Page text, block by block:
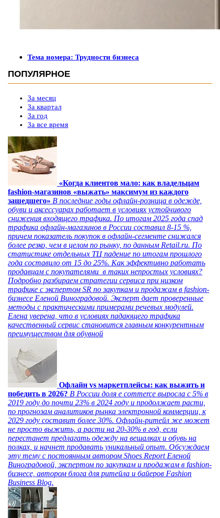
Тема номера: Трудности бизнеса
ПОПУЛЯРНОЕ
За месяц
За квартал
За год
За все время
«Когда клиентов мало: как владельцам
fashion-магазинов «выжать» максимум из каждого
зашедшего» В последние годы офлайн-розница в одежде,
обуви и аксессуарах работает в условиях устойчивого
снижения входящего трафика. По итогам 2025 года спад
трафика офлайн-магазинов в России составил 8-15 %,
причем показатель покупок в офлайн-сегменте снижался
более резко, чем в целом по рынку, по данным Retail.ru. По
статистике отдельных ТЦ падение по итогам прошлого
года составило от 15 до 25%. Как эффективно работать
продавцам с покупателями в таких непростых условиях?
Подробно разбираем стратегии сервиса при низком
трафике с экспертом SR по закупкам и продажам в fashion-
бизнесе Еленой Виноградовой. Эксперт дает проверенные
методы с практическими примерами речевых модулей.
Елена уверена, что в условиях падающего трафика
качественный сервис становится главным конкурентным
преимуществом для обувной
Офлайн vs маркетплейсы: как выжить и
победить в 2026? В России доля e commerce выросла с 5% в
2019 году до почти 23% в 2024 году и продолжает расти,
по прогнозам аналитиков рынка электронной коммерции, к
2029 году составит более 30%. Офлайн-ритейл же может
не просто выжить, а расти на 20-30% в год, если
перестанет предлагать одежду на вешалках и обувь на
полках, и начнет продавать уникальный опыт. Обсуждаем
эту тему с постоянным автором Shoes Report Еленой
Виноградовой, экспертом по закупкам и продажам в fashion-
бизнесе, автором блога для ритейла и байеров Fashion
Business Blog.